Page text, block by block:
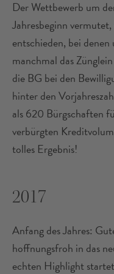
Der Wettbewerb um
Jahresbeginn
entschieden, bei
manchmal das
die BG bei den
hinter den
als 620 Bürgschaften
verbürgten
tolles Ergebnis!
2017
Anfang des Jahres:
hoffnungsfroh in das
echten Highlight